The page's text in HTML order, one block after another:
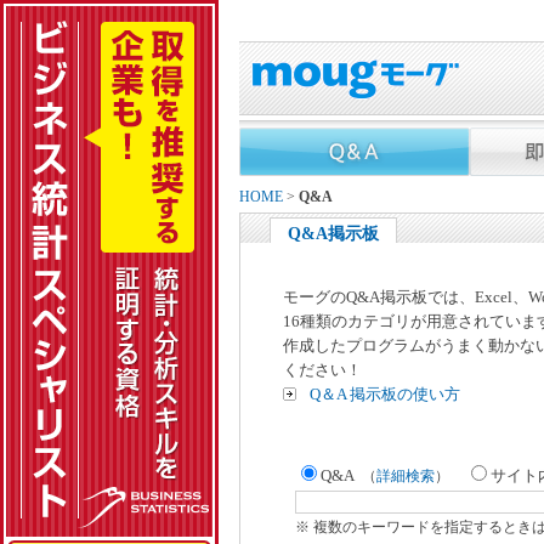
HOME > Q&A
Q&A掲示板
モーグのQ&A掲示板では、Excel、
16種類のカテゴリが用意されていま
作成したプログラムがうまく動か
ください！
Q＆A 掲示板の使い方
Q&A （詳細検索） サイト
※ 複数のキーワードを指定するとき